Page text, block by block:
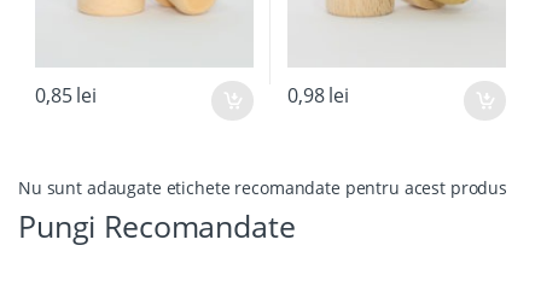
0,85lei 0,98lei
Nu sunt adaugate etichete recomandate pentru acest produs
Pungi Recomandate